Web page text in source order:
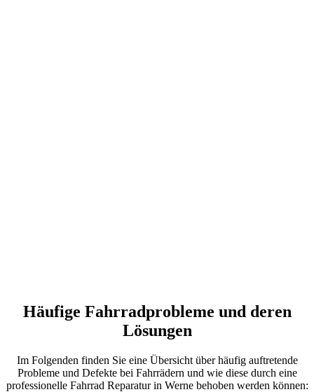
Häufige Fahrradprobleme und deren
Lösungen
Im Folgenden finden Sie eine Übersicht über häufig auftretende
Probleme und Defekte bei Fahrrädern und wie diese durch eine
professionelle Fahrrad Reparatur in Werne behoben werden können: